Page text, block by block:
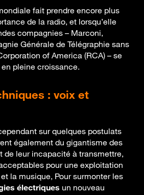
fait prendre encore plus
de la radio, et lorsqu’elle
compagnies – Marconi,
Générale de Télégraphie sans
of America (RCA) – se
pleine croissance.
: voix et
sur quelques postulats
également du gigantisme des
de leur incapacité à transmettre,
pour une exploitation
la musique, Pour surmonter les
électriques un nouveau